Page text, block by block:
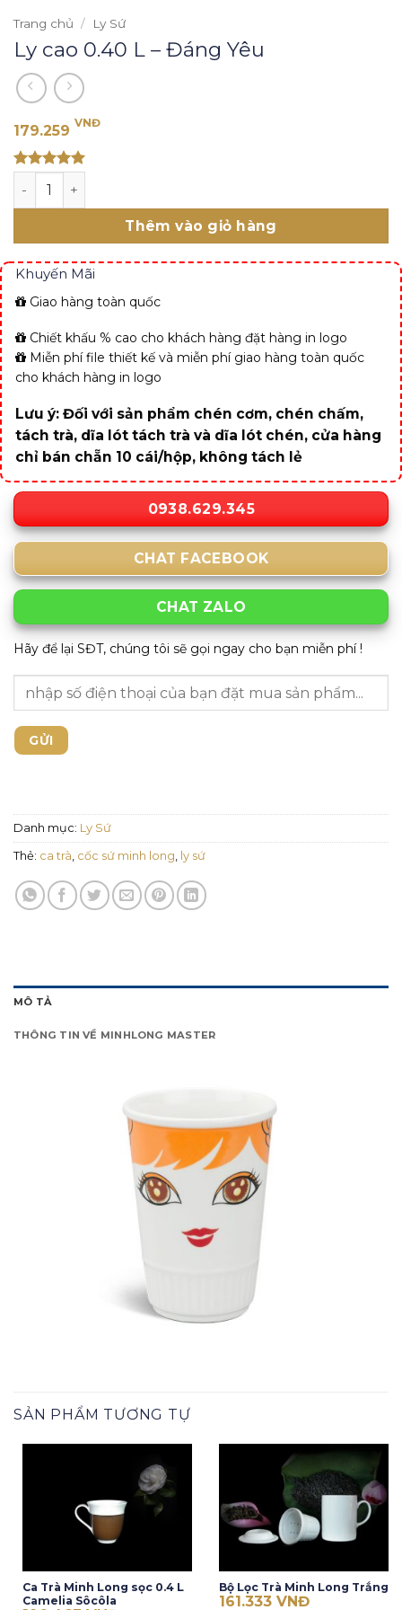
Trang chủ / Ly Sứ
Ly cao 0.40 L – Đáng Yêu
179.259 VNĐ
out of 5
Ly cao 0.40 L - Đáng Yêu số lượng
Thêm vào giỏ hàng
Khuyến Mãi
Giao hàng toàn quốc
Chiết khấu % cao cho khách hàng đặt hàng in logo
Miễn phí file thiết kế và miễn phí giao hàng toàn quốc
cho khách hàng in logo
Lưu ý: Đối với sản phẩm chén cơm, chén chấm,
tách trà, dĩa lót tách trà và dĩa lót chén, cửa hàng
chỉ bán chẵn 10 cái/hộp, không tách lẻ
0938.629.345
CHAT FACEBOOK
CHAT ZALO
Hãy để lại SĐT, chúng tôi sẽ gọi ngay cho bạn miễn phí !
Danh mục: Ly Sứ
Thẻ: ca trà cốc sứ minh long ly sứ
MÔ TẢ
THÔNG TIN VỀ MINHLONG MASTER
SẢN PHẨM TƯƠNG TỰ
Ca Trà Minh Long sọc 0.4 L
Camelia Sôcôla
Bộ Lọc Trà Minh Long Trắng
161.333 VNĐ